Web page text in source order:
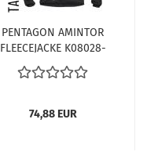
PENTAGON AMINTOR
FLEECEJACKE K08028-
01 SCHWARZ
74,88 EUR